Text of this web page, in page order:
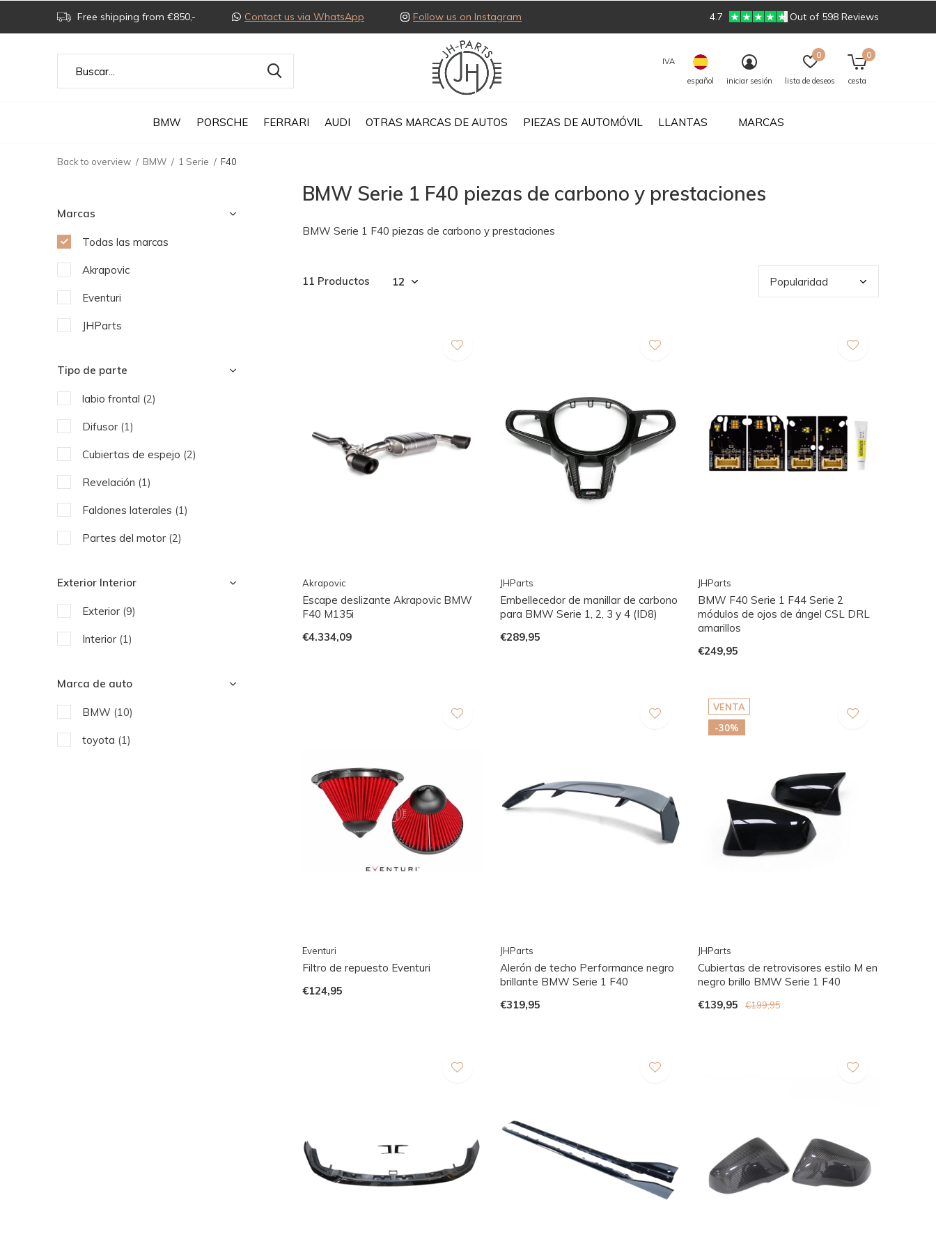
BMW PORSCHE FERRARI AUDI OTRAS MARCAS DE AUTOS PIEZAS DE AUTOMÓVIL LLANTAS MARCAS
IVA
español
iniciar sesión lista de deseos
0
cesta
0
Free shipping from €850,- Contact us via WhatsApp Follow us on Instagram 4.7 Out of 598 Reviews
Back to overview BMW 1 Serie F40
BMW Serie 1 F40 piezas de carbono y prestaciones
BMW Serie 1 F40 piezas de carbono y prestaciones
11 Productos
Akrapovic
Escape deslizante Akrapovic BMW
F40 M135i
€4.334,09
JHParts
Embellecedor de manillar de carbono
para BMW Serie 1, 2, 3 y 4 (ID8)
€289,95
JHParts
BMW F40 Serie 1 F44 Serie 2
módulos de ojos de ángel CSL DRL
amarillos
€249,95
Eventuri
Filtro de repuesto Eventuri
€124,95
JHParts
Alerón de techo Performance negro
brillante BMW Serie 1 F40
€319,95
VENTA
-30%
JHParts
Cubiertas de retrovisores estilo M en
negro brillo BMW Serie 1 F40
€139,95
€199,95
Marcas
Todas las marcas
Akrapovic
Eventuri
JHParts
Tipo de parte
labio frontal (2)
Difusor (1)
Cubiertas de espejo (2)
Revelación (1)
Faldones laterales (1)
Partes del motor (2)
Exterior Interior
Exterior (9)
Interior (1)
Marca de auto
BMW (10)
toyota (1)